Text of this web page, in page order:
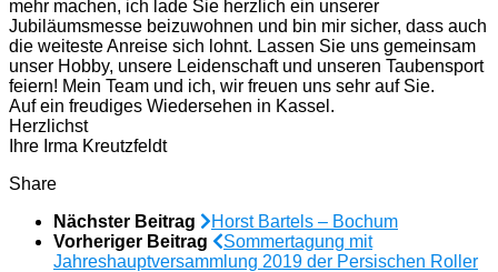
mehr machen, ich lade Sie herzlich ein unserer
Jubiläumsmesse beizuwohnen und bin mir sicher, dass auch
die weiteste Anreise sich lohnt. Lassen Sie uns gemeinsam
unser Hobby, unsere Leidenschaft und unseren Taubensport
feiern! Mein Team und ich, wir freuen uns sehr auf Sie.
Auf ein freudiges Wiedersehen in Kassel.
Herzlichst
Ihre Irma Kreutzfeldt
Share
Nächster Beitrag
Horst Bartels – Bochum
Vorheriger Beitrag
Sommertagung mit
Jahreshauptversammlung 2019 der Persischen Roller